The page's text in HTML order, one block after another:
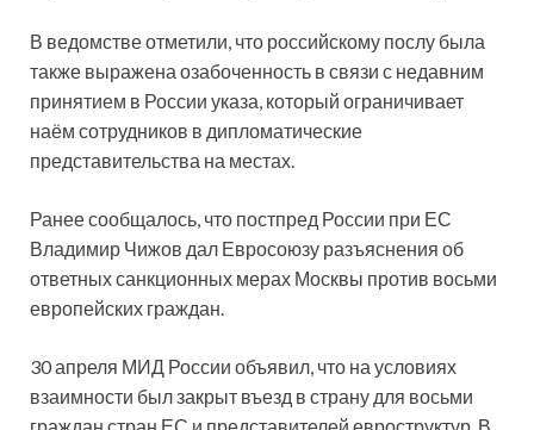
В ведомстве отметили, что российскому послу была
также выражена озабоченность в связи с недавним
принятием в России указа, который ограничивает
наём сотрудников в дипломатические
представительства на местах.
Ранее сообщалось, что постпред России при ЕС
Владимир Чижов дал Евросоюзу разъяснения об
ответных санкционных мерах Москвы против восьми
европейских граждан.
30 апреля МИД России объявил, что на условиях
взаимности был закрыт въезд в страну для восьми